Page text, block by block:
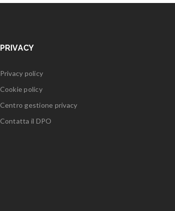
PRIVACY
Privacy policy
Cookie policy
Centro gestione privacy
Contatta il DPO